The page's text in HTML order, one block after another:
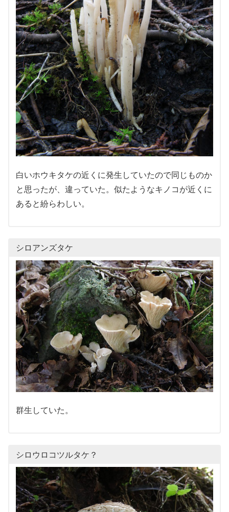
白いホウキタケの近くに発生していたので同じものか
と思ったが、違っていた。似たようなキノコが近くに
あると紛らわしい。
シロアンズタケ
群生していた。
シロウロコツルタケ？